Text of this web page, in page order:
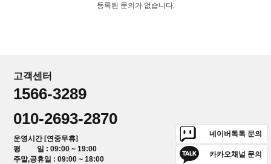
등록된 문의가 없습니다.
고객센터
1566-3289
010-2693-2870
운영시간 [연중무휴]
평 일 : 09:00 ~ 19:00
주말,공휴일 : 09:00 ~ 18:00
네이버톡톡 문의
카카오채널 문의